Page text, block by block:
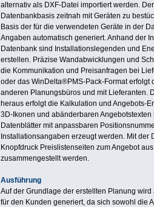
alternativ als DXF-Datei importiert werden.
Datenbankbasis zeitnah mit Geräten zu
Basis der für die verwendeten Geräte in der
Angaben automatisch generiert. Anhand der
Datenbank sind Installationslegenden und
erstellen. Präzise Wandabwicklungen und
die Kommunikation und Preisanfragen bei
oder das WinDelta®PMS-Pack-Format erfolgt
anderen Planungsbüros und mit Lieferanten.
heraus erfolgt die Kalkulation und Angebots-
3D-Ikonen und abänderbaren
Datenblätter mit anpassbaren
Installationsangaben erzeugt werden. Mit der
Knopfdruck Preislistenseiten zum Angebot
zusammengestellt werden.
Ausführung
Auf der Grundlage der erstellten Planung
für den Kunden generiert, da sich sowohl die